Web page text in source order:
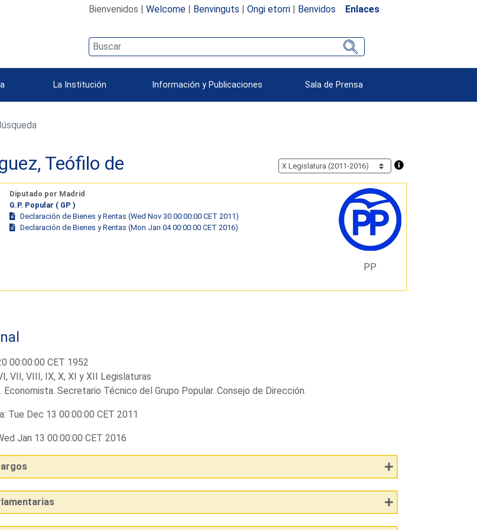
Bienvenidos | Welcome| Benvinguts | Ongi etorri| Benvidos Enlaces
La Institución Información y Publicaciones Sala de Prensa
Teófilo de
Diputado por Madrid
G.P. Popular ( GP )
Declaración de Bienes y Rentas (Wed Nov 30 00:00:00 CET 2011)
Declaración de Bienes y Rentas (Mon Jan 04 00:00:00 CET 2016)
PP
00:00:00 CET 1952
VII, VIII, IX, X, XI y XII Legislaturas
Economista. Secretario Técnico del Grupo Popular. Consejo de Dirección.
Tue Dec 13 00:00:00 CET 2011
Jan 13 00:00:00 CET 2016